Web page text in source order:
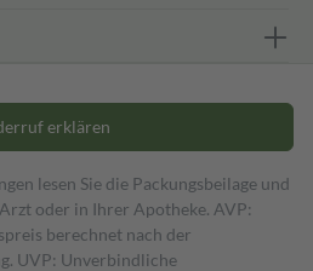
erklären
lesen Sie die Packungsbeilage und
oder in Ihrer Apotheke. AVP:
berechnet nach der
UVP: Unverbindliche